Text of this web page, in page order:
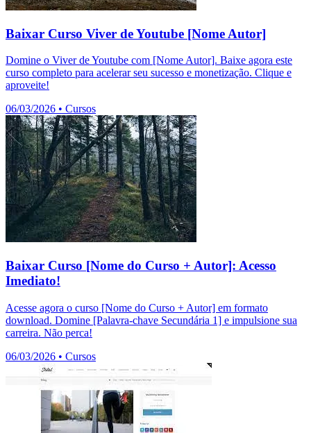
Baixar Curso Viver de Youtube [Nome Autor]
Domine o Viver de Youtube com [Nome Autor]. Baixe agora este
curso completo para acelerar seu sucesso e monetização. Clique e
aproveite!
06/03/2026 • Cursos
Baixar Curso [Nome do Curso + Autor]: Acesso
Imediato!
Acesse agora o curso [Nome do Curso + Autor] em formato
download. Domine [Palavra-chave Secundária 1] e impulsione sua
carreira. Não perca!
06/03/2026 • Cursos